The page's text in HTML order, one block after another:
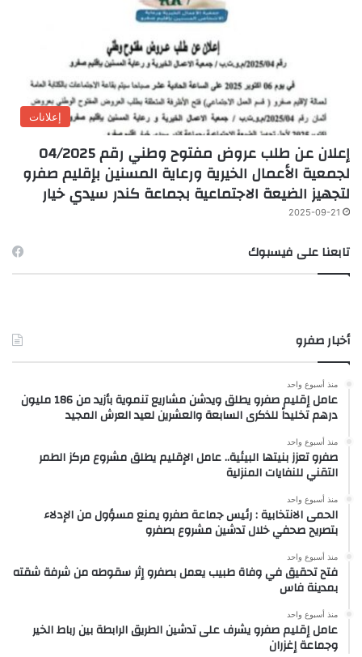
إعلانات
إعلان عن طلب عروض مفتوح وطني رقم 04/2025
لجمعية الأعمال الخيرية ورعاية المسنين بإقليم صفرو
لتجهيز الضيعة الاجتماعية بجماعة كندر سيدي خيار
2025-09-21
تابعنا على فيسبوك
أخبار صفرو
منذ أسبوع واحد
عامل إقليم صفرو يطلق ويدشن مشاريع تنموية بأزيد من 186 مليون
درهم تخليداً للذكرى السابعة والعشرين لعيد العرش المجيد
منذ أسبوع واحد
صفرو تعزز بنيتها البيئية.. عامل الإقليم يطلق مشروع مركز الطمر
التقني للنفايات المنزلية
منذ أسبوع واحد
الحمى الانتخابية : رئيس جماعة صفرو يمنع مسؤول من الإدلاء
بتصريح صحفي خلال تدشين مشروع بصفرو
منذ أسبوع واحد
فتح تحقيق في وفاة طبيب يعمل بصفرو إثر سقوطه من شرفة شقته
بمدينة فاس
منذ أسبوع واحد
عامل إقليم صفرو يشرف على تدشين الطريق الرابطة بين رباط الخير
وجماعة إغزران